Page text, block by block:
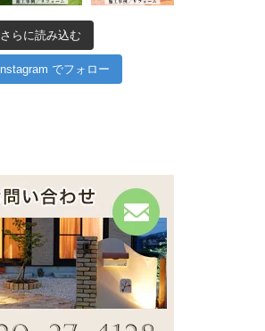
さらに読み込む
Instagram でフォロー